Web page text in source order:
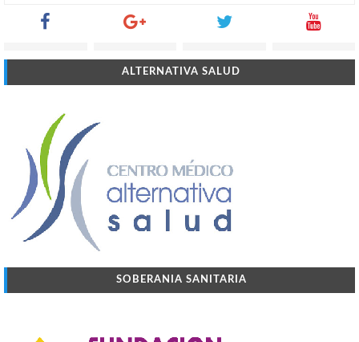
ALTERNATIVA SALUD
SOBERANIA SANITARIA